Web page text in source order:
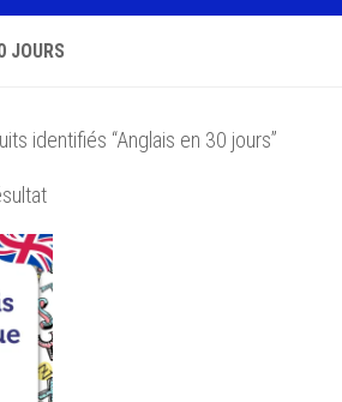
JOURS
identifiés “Anglais en 30 jours”